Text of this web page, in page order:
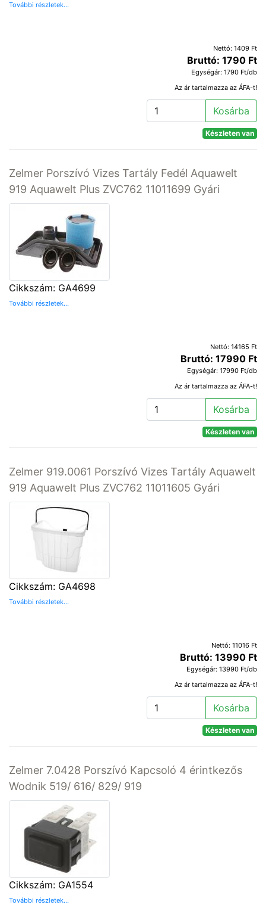
További részletek...
Nettó: 1409 Ft
Bruttó: 1790 Ft
Egységár: 1790 Ft/db
Az ár tartalmazza az ÁFA-t!
Kosárba
Készleten van
Zelmer Porszívó Vizes Tartály Fedél Aquawelt
919 Aquawelt Plus ZVC762 11011699 Gyári
Cikkszám: GA4699
További részletek...
Nettó: 14165 Ft
Bruttó: 17990 Ft
Egységár: 17990 Ft/db
Az ár tartalmazza az ÁFA-t!
Kosárba
Készleten van
Zelmer 919.0061 Porszívó Vizes Tartály Aquawelt
919 Aquawelt Plus ZVC762 11011605 Gyári
Cikkszám: GA4698
További részletek...
Nettó: 11016 Ft
Bruttó: 13990 Ft
Egységár: 13990 Ft/db
Az ár tartalmazza az ÁFA-t!
Kosárba
Készleten van
Zelmer 7.0428 Porszívó Kapcsoló 4 érintkezős
Wodnik 519/ 616/ 829/ 919
Cikkszám: GA1554
További részletek...